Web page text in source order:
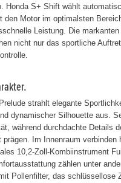
Honda S+ Shift wählt
den Motor im optimalsten
Leistung. Die markanten
nicht nur das sportliche
strahlt elegante
dynamischer Silhouette aus.
während durchdachte Details
Im Innenraum verbinden
10,2-Zoll-Kombiinstrument
zählen unter
Pollenfilter, das schlüssellose